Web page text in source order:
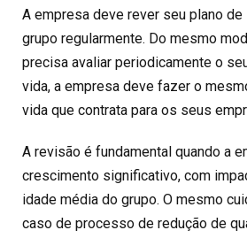
A empresa deve rever seu plano
grupo regularmente. Do mesmo
precisa avaliar periodicamente o
vida, a empresa deve fazer o
vida que contrata para os seus
A revisão é fundamental quando a
crescimento significativo, com
idade média do grupo. O mesmo
caso de processo de redução de